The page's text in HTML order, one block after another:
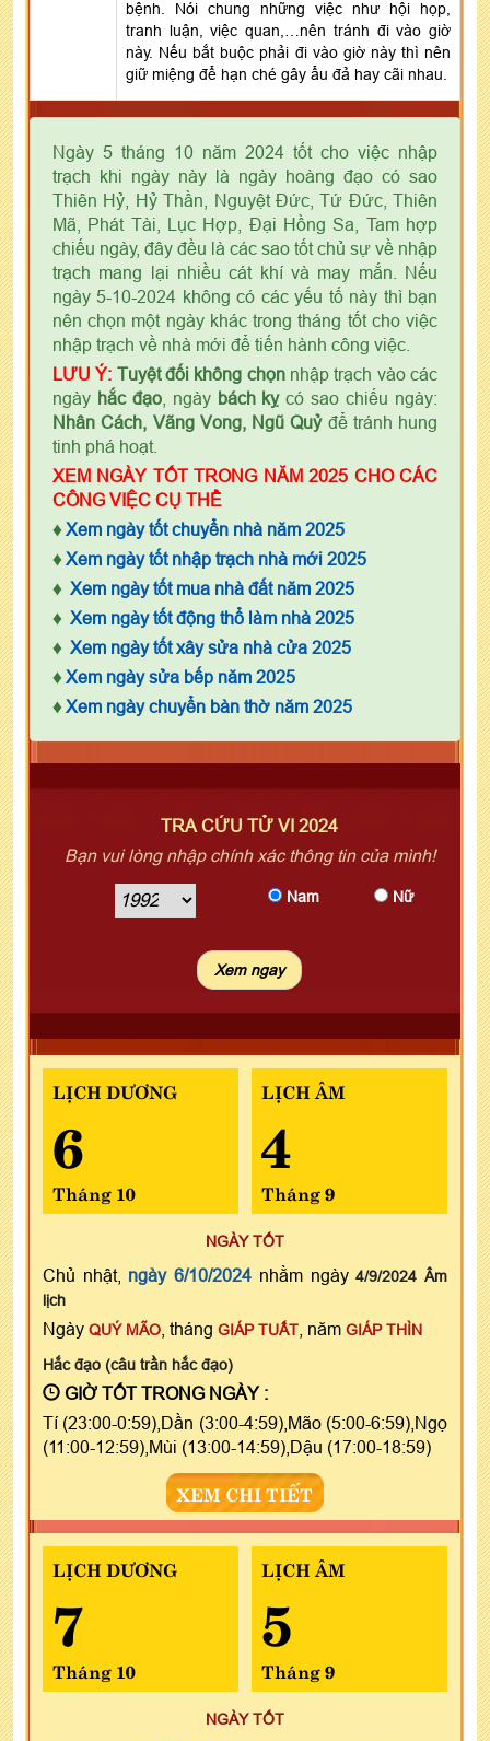
bệnh. Nói chung những việc như hội họp,
tranh luận, việc quan,…nên tránh đi vào giờ
này. Nếu bắt buộc phải đi vào giờ này thì nên
giữ miệng để hạn ché gây ẩu đả hay cãi nhau.
Ngày 5 tháng 10 năm 2024 tốt cho việc nhập
trạch khi ngày này là ngày hoàng đạo có sao
Thiên Hỷ, Hỷ Thần, Nguyệt Đức, Tứ Đức, Thiên
Mã, Phát Tài, Lục Hợp, Đại Hồng Sa, Tam hợp
chiếu ngày, đây đều là các sao tốt chủ sự về nhập
trạch mang lại nhiều cát khí và may mắn. Nếu
ngày 5-10-2024 không có các yếu tố này thì bạn
nên chọn một ngày khác trong tháng tốt cho việc
nhập trạch về nhà mới để tiến hành công việc.
LƯU Ý: Tuyệt đối không chọnnhập trạch vào các
ngày hắc đạo, ngày bách kỵcó sao chiếu ngày:
Nhân Cách, Vãng Vong, Ngũ Quỷđể tránh hung
tinh phá hoạt.
XEM NGÀY TỐT TRONG NĂM 2025 CHO CÁC
CÔNG VIỆC CỤ THỂ
♦ Xem ngày tốt chuyển nhà năm 2025
♦ Xem ngày tốt nhập trạch nhà mới 2025
♦ Xem ngày tốt mua nhà đất năm 2025
♦ Xem ngày tốt động thổ làm nhà 2025
♦ Xem ngày tốt xây sửa nhà cửa 2025
♦ Xem ngày sửa bếp năm 2025
♦ Xem ngày chuyển bàn thờ năm 2025
TRA CỨU TỬ VI 2024
Bạn vui lòng nhập chính xác thông tin của mình!
Nam Nữ
LỊCH DƯƠNG
6
Tháng 10
LỊCH ÂM
4
Tháng 9
NGÀY TỐT
Chủ nhật, ngày 6/10/2024 nhằm ngày4/9/2024 Âm
lịch
Ngày QUÝ MÃO , tháng GIÁP TUẤT , năm GIÁP THÌN
Hắc đạo (câu trần hắc đạo)
GIỜ TỐT TRONG NGÀY :
Tí (23:00-0:59),Dần (3:00-4:59),Mão (5:00-6:59),Ngọ
(11:00-12:59),Mùi (13:00-14:59),Dậu (17:00-18:59)
XEM CHI TIẾT
LỊCH DƯƠNG
7
Tháng 10
LỊCH ÂM
5
Tháng 9
NGÀY TỐT